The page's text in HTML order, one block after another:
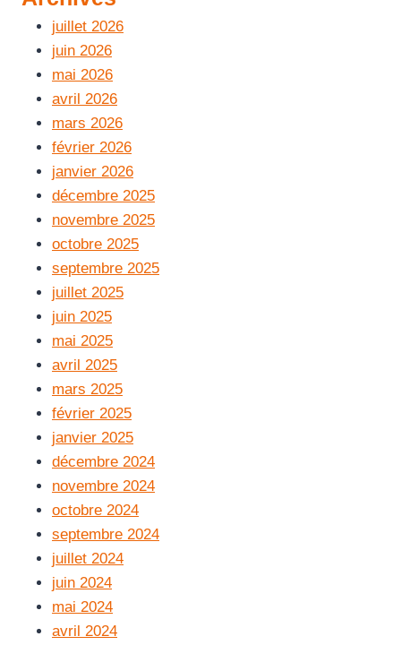
juillet 2026
juin 2026
mai 2026
avril 2026
mars 2026
février 2026
janvier 2026
décembre 2025
novembre 2025
octobre 2025
septembre 2025
juillet 2025
juin 2025
mai 2025
avril 2025
mars 2025
février 2025
janvier 2025
décembre 2024
novembre 2024
octobre 2024
septembre 2024
juillet 2024
juin 2024
mai 2024
avril 2024